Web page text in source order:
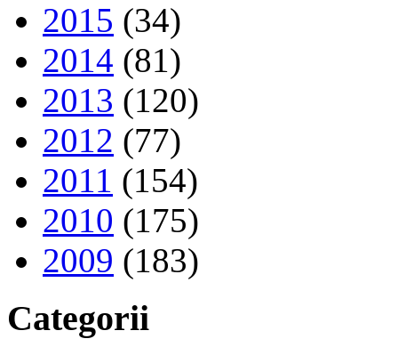
2015 (34)
2014 (81)
2013 (120)
2012 (77)
2011 (154)
2010 (175)
2009 (183)
Categorii